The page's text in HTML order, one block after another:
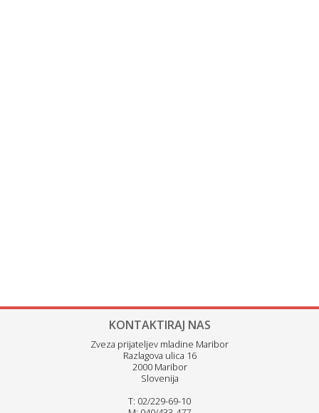
KONTAKTIRAJ NAS
Zveza prijateljev mladine Maribor
Razlagova ulica 16
2000 Maribor
Slovenija
T: 02/229-69-10